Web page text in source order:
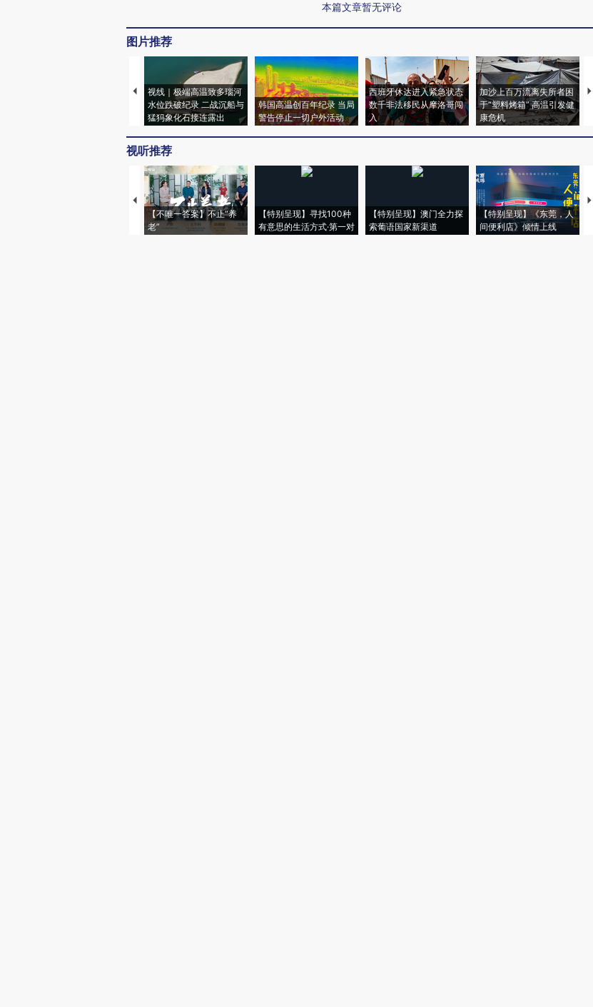
本篇文章暂无评论
图片推荐
视线｜极端高温致多瑙河
水位跌破纪录 二战沉船与
猛犸象化石接连露出
韩国高温创百年纪录 当局
警告停止一切户外活动
西班牙休达进入紧急状态
数千非法移民从摩洛哥闯
入
加沙上百万流离失所者困
于“塑料烤箱” 高温引发健
康危机
视听推荐
【不唯一答案】不止“养
老”
【特别呈现】寻找100种
有意思的生活方式·第一对
【特别呈现】澳门全力探
索葡语国家新渠道
【特别呈现】《东莞，人
间便利店》倾情上线